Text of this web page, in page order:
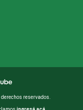
derechos reservados.